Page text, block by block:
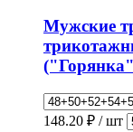
Мужские
148.20 ₽ / шт